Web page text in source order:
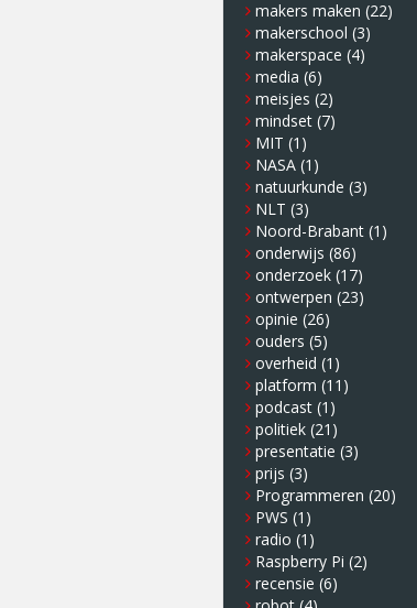
makers maken (22)
makerschool (3)
makerspace (4)
media (6)
meisjes (2)
mindset (7)
MIT (1)
NASA (1)
natuurkunde (3)
NLT (3)
Noord-Brabant (1)
onderwijs (86)
onderzoek (17)
ontwerpen (23)
opinie (26)
ouders (5)
overheid (1)
platform (11)
podcast (1)
politiek (21)
presentatie (3)
prijs (3)
Programmeren (20)
PWS (1)
radio (1)
Raspberry Pi (2)
recensie (6)